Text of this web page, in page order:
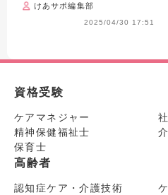
けあサポ編集部
2025/04/30 17:51
資格受験
ケアマネジャー
精神保健福祉士
保育士
高齢者
認知症ケア・介護技術